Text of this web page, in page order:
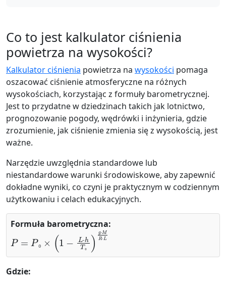
Co to jest kalkulator ciśnienia
powietrza na wysokości?
Kalkulator ciśnienia powietrza na wysokości pomaga
oszacować ciśnienie atmosferyczne na różnych
wysokościach, korzystając z formuły barometrycznej.
Jest to przydatne w dziedzinach takich jak lotnictwo,
prognozowanie pogody, wędrówki i inżynieria, gdzie
zrozumienie, jak ciśnienie zmienia się z wysokością, jest
ważne.
Narzędzie uwzględnia standardowe lub
niestandardowe warunki środowiskowe, aby zapewnić
dokładne wyniki, co czyni je praktycznym w codziennym
użytkowaniu i celach edukacyjnych.
Formuła barometryczna:
₀
P= ×( L⋅ g ⋅M R⋅L
Gdzie: